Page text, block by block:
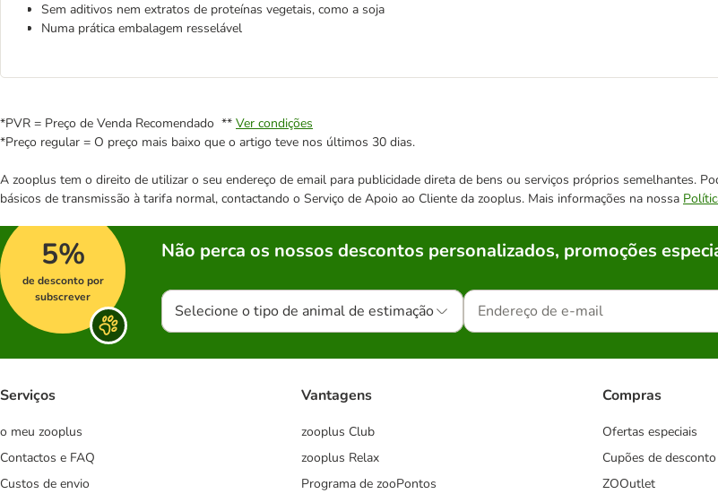
Sem aditivos nem extratos de proteínas vegetais, como a soja
Numa prática embalagem resselável
*PVR = Preço de Venda Recomendado ** Ver condições
*Preço regular = O preço mais baixo que o artigo teve nos últimos 30 dias.
A zooplus tem o direito de utilizar o seu endereço de email para publicidade direta de bens ou serviços próprios semelhantes.
básicos de transmissão à tarifa normal, contactando o Serviço de Apoio ao Cliente da zooplus. Mais informações na nossa
5%
de desconto por
subscrever
Não perca os nossos descontos personalizados, promoções
Selecione o tipo de animal de estimação
Serviços
o meu zooplus
Contactos e FAQ
Custos de envio
Vantagens
zooplus Club
zooplus Relax
Programa de zooPontos
Compras
Ofertas especiais
Cupões de desconto
ZOOutlet